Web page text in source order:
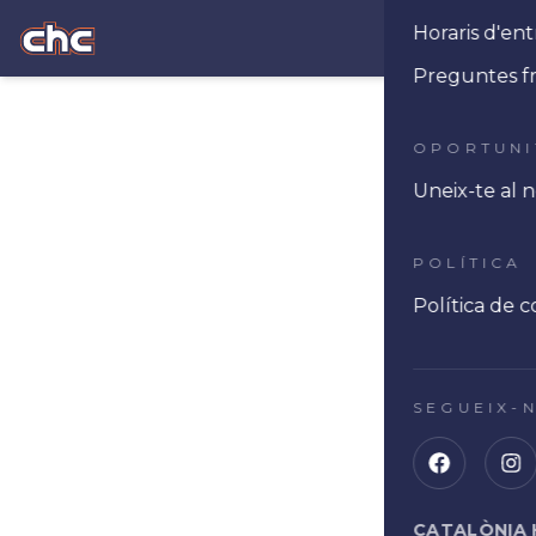
Horaris
Preguntes
Uneix-te al
POLÍTICA
Política de
SEGUEIX-
CATALÒNIA